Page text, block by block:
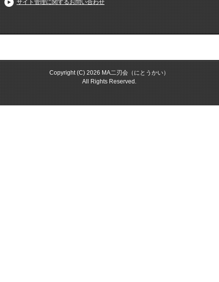
サイト管理に関するお問い合わせ
Copyright (C) 2026 MA二刃会（にとうかい）
All Rights Reserved.